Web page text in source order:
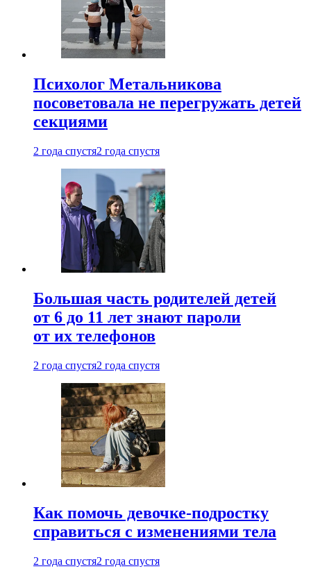
Психолог Метальникова
посоветовала не перегружать детей
секциями
2 года спустя2 года спустя
Большая часть родителей детей
от 6 до 11 лет знают пароли
от их телефонов
2 года спустя2 года спустя
Как помочь девочке-подростку
справиться с изменениями тела
2 года спустя2 года спустя